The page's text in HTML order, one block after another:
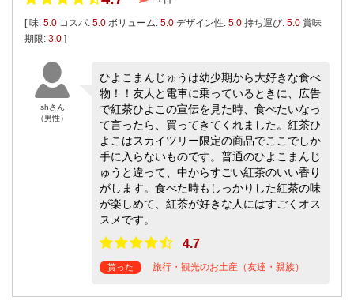
[ 味: 5.0 コスパ: 5.0 ボリューム: 5.0 デザイン性: 5.0 持ち運び: 5.0 賞味
期限: 3.0 ]
shさん
（男性）
ひよこまんじゅうは幼少期から大好きな食べ
物！！友人と電車に乗っているときに、広告
で紅茶ひよこの宣伝を見た時、食べたいなっ
て言ったら、買ってきてくれました。紅茶ひ
よこはスカイツリー限定の商品でここでしか
手に入らないものです。普通のひよこまんじ
ゅうと違って、中からすごい紅茶のいい香り
がします。食べた時もしっかりした紅茶の味
が楽しめて、紅茶が好きな人にはすごくオス
スメです。
4.7
貰った 旅行・観光のお土産（友達・親族）